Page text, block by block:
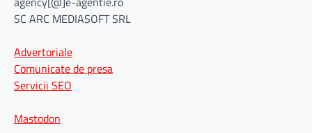
SC ARC MEDIASOFT SRL
Advertoriale
Comunicate de presa
Servicii SEO
Mastodon